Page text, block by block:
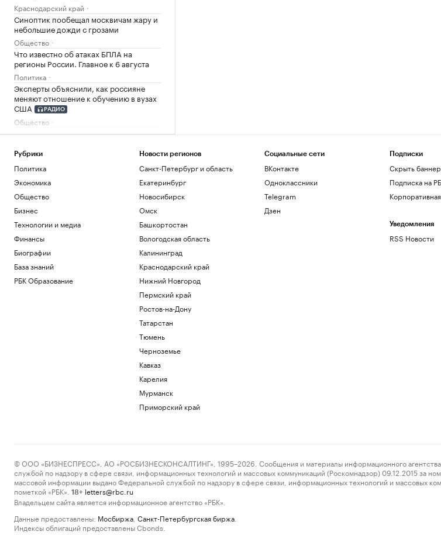
Краснодарский край
Синоптик пообещал москвичам жару и
небольшие дожди с грозами
Общество
Что известно об атаках БПЛА на
регионы России. Главное к 6 августа
Политика
Эксперты объяснили, как россияне
меняют отношение к обучению в вузах
США
РАДИО
Общество
Силы ПВО за ночь сбили 605
регионами России
Политика
В Тверской области обломки дрона
повредили фасад объекта Wildberries
Политика
Рубрики
Политика
Экономика
Общество
Бизнес
Технологии и медиа
Финансы
Биографии
База знаний
РБК Образование
Новости регионов
Санкт-Петербург и область
Екатеринбург
Новосибирск
Омск
Башкортостан
Вологодская область
Калининград
Краснодарский край
Нижний Новгород
Пермский край
Ростов-на-Дону
Татарстан
Тюмень
Черноземье
Кавказ
Карелия
Мурманск
Приморский край
Социальные сети
ВКонтакте
Одноклассники
Telegram
Дзен
Подписки
Скрыть
Подписка на
Уведомления
RSS Новости
© ООО «БИЗНЕСПРЕСС», АО «РОСБИЗНЕСКОНСАЛТИНГ», 1995–2026. Сообщения и материалы информационного агентства
службой по надзору в сфере связи, информационных технологий и массовых коммуникаций (Роскомнадзор) 09.12.2015 за
массовой информации выдано Федеральной службой по надзору в сфере связи, информационных технологий и массовых
пометкой «РБК».
18+ letters@rbc.ru
Владельцем сайта является информационное агентство «РБК».
Данные предоставлены: Мосбиржа Санкт-Петербургская биржа
Индексы облигаций предоставлены Cbonds.